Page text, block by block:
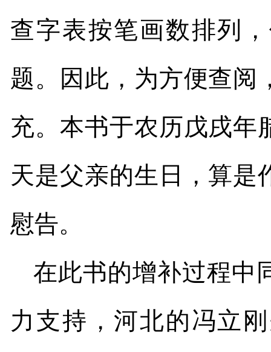
查字表按笔画数排列
题。因此，为方便查阅
充。本书于农历戊戌年
天是父亲的生日，算是
慰告。
在此书的增补过程中
力支持，河北的冯立